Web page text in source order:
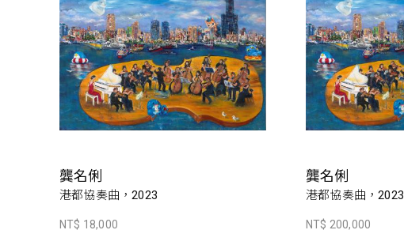
龔名俐
港都協奏曲，2023
NT$ 18,000
龔名俐
港都協奏曲，2023
NT$ 200,000